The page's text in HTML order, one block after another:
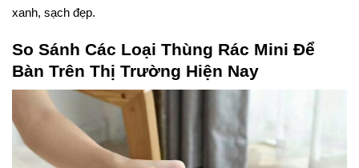
xanh, sạch đẹp.
So Sánh Các Loại Thùng Rác Mini Để
Bàn Trên Thị Trường Hiện Nay